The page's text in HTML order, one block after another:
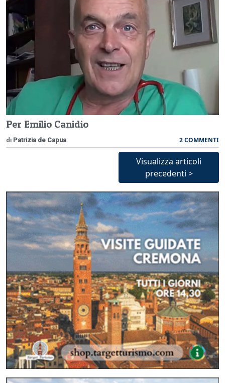
Per Emilio Canidio
di Patrizia de Capua 2 COMMENTI
Visualizza articoli
precedenti >